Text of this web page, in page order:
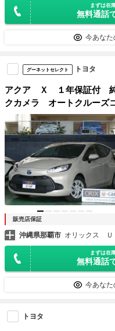
まずは在
無料通話
今あなた
グーネットセレクト トヨタ
アクア Ｘ １年保証付 純
クカメラ オートクルー
突被害軽減システム オー
ト ＬＥＤヘッドランプ
販売店保証
沖縄県那覇市 オリックス
まずは在
無料通話
今あなた
トヨタ